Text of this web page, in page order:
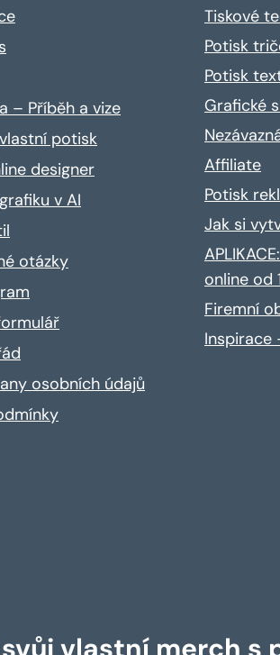
– Příběh a vize
potisk
designer
v AI
otázky
osobních údajů
Tiskové
Potisk
Potisk
Grafické
Affiliate
Potisk
Jak si
online od
Firemní
Inspirace